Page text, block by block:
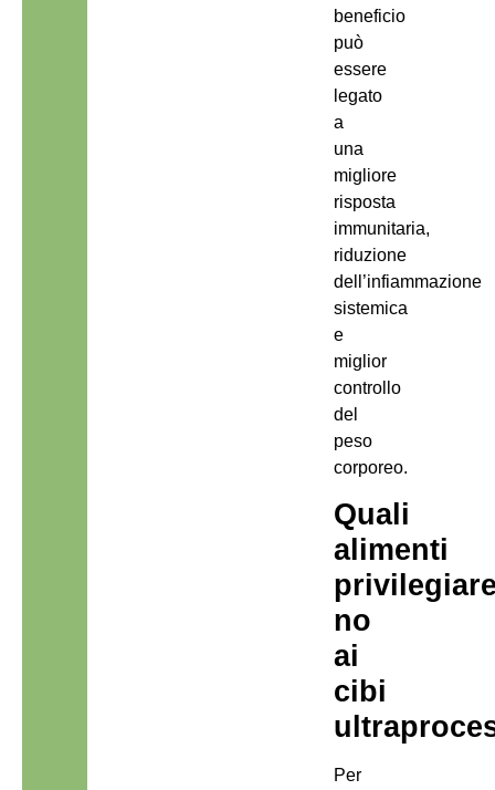
beneficio
può
essere
legato
a
una
migliore
risposta
immunitaria,
riduzione
dell’infiammazione
sistemica
e
miglior
controllo
del
peso
corporeo.
Quali
alimenti
no
ai
cibi
Per